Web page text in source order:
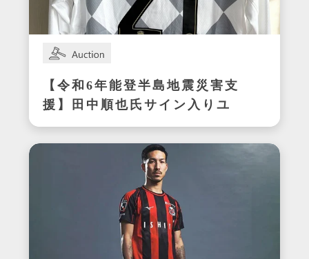
【令和6年能登半島地震災害支
援】田中順也氏サイン入りユ
ニフォーム